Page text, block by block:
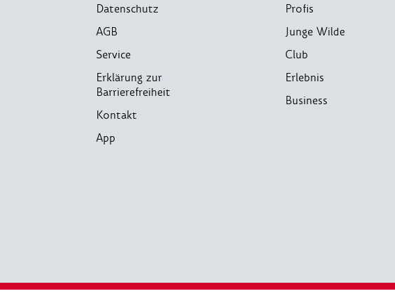
Datenschutz
AGB
Service
Erklärung zur
Barrierefreiheit
Kontakt
App
Profis
Junge Wilde
Club
Erlebnis
Business